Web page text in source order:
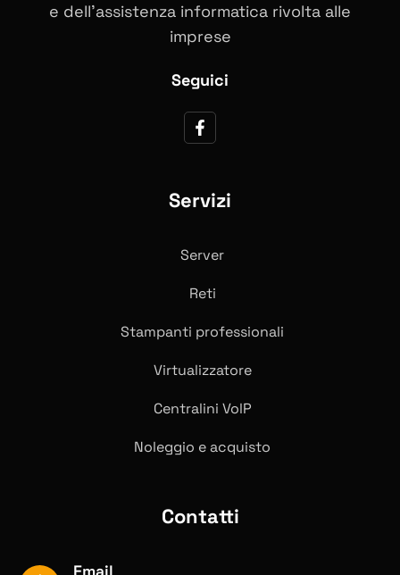
e dell’assistenza informatica rivolta alle
imprese
Seguici
Servizi
Server
Reti
Stampanti professionali
Virtualizzatore
Centralini VolP
Noleggio e acquisto
Contatti